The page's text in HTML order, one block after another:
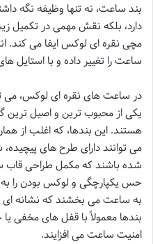
بند ساعت، نه تنها وظیفه نگه
دارد، بلکه نقش مهمی در تکمیل
مچی نقره ای لوکس ایفا می کند.
ساعت را تغییر داده و با
در ساعت های نقره ای لوکس، می
یکی از محبوب ترین و اصیل ترین
هستند. این بندها، که اغلب از
می توانند دارای طرح های
شده باشند که مکمل طراحی قاب
حس یکپارچگی و لوکس بودن را
به ساعت می بخشند که نشانه ای
بندها معمولاً با قفل های مخفی
امنیت ساعت می افزایند.